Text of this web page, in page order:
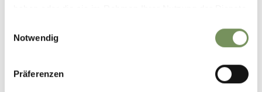
Notwendig
Präferenzen